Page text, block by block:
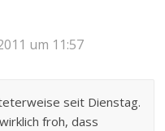
um 11:57
seit Dienstag.
froh, dass